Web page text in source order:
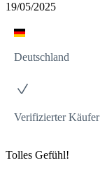
19/05/2025
Deutschland
Verifizierter Käufer
Tolles Gefühl!